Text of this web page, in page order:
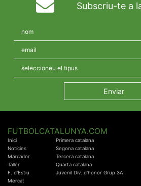
Subscriu-te a
FUTBOLCATALUNYA.COM
Inici
Notícies
Marcador
Taller
F. d'Estiu
Mercat
Primera catalana
Segona catalana
Tercera catalana
Quarta catalana
Juvenil Div. d'honor Grup 3A